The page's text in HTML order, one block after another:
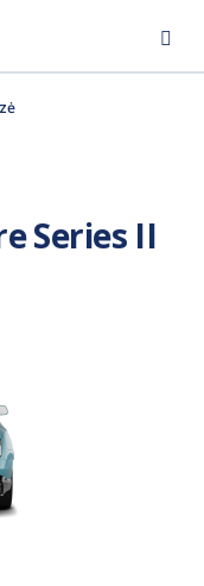
Series II